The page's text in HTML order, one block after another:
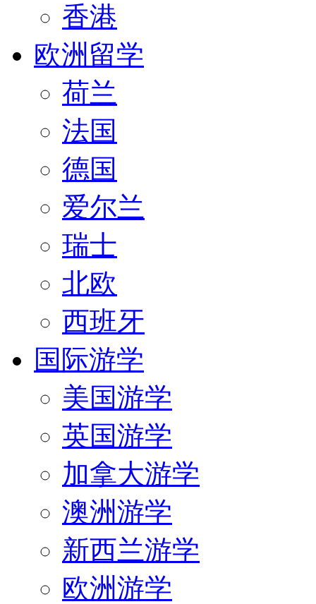
香港
欧洲留学
荷兰
法国
德国
爱尔兰
瑞士
北欧
西班牙
国际游学
美国游学
英国游学
加拿大游学
澳洲游学
新西兰游学
欧洲游学